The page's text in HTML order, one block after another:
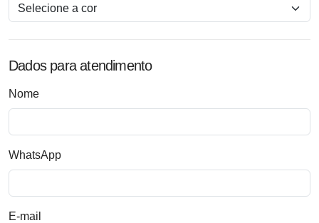
Dados para atendimento
Nome
WhatsApp
E-mail